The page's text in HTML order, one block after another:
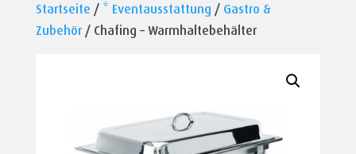
Startseite / * Eventausstattung / Gastro &
Zubehör/ Chafing – Warmhaltebehälter